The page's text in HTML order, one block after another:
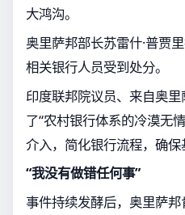
大鸿沟。
奥里萨邦部长苏雷什·普贾
相关银行人员受到处分。
印度联邦院议员、来自奥
了“农村银行体系的冷漠无
介入，简化银行流程，确
“我没有做错任何事”
事件持续发酵后，奥里萨